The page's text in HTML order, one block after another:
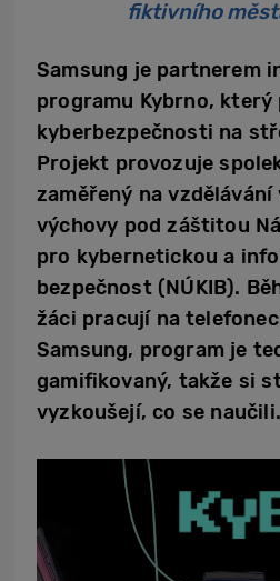
fiktivního
Samsung je partnerem
programu Kybrno, který
kyberbezpečnosti na
Projekt provozuje
zaměřený na
výchovy pod záštitou
pro kybernetickou a
bezpečnost (NÚKIB).
žáci pracují na
Samsung, program je
gamifikovaný, takže si
vyzkoušejí, co se naučili.